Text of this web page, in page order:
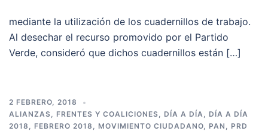
mediante la utilización de los cuadernillos de trabajo.
Al desechar el recurso promovido por el Partido
Verde, consideró que dichos cuadernillos están […]
2 FEBRERO, 2018
ALIANZAS, FRENTES Y COALICIONES, DÍA A DÍA, DÍA A DÍA
2018 , FEBRERO 2018 , MOVIMIENTO CIUDADANO, PAN , PRD